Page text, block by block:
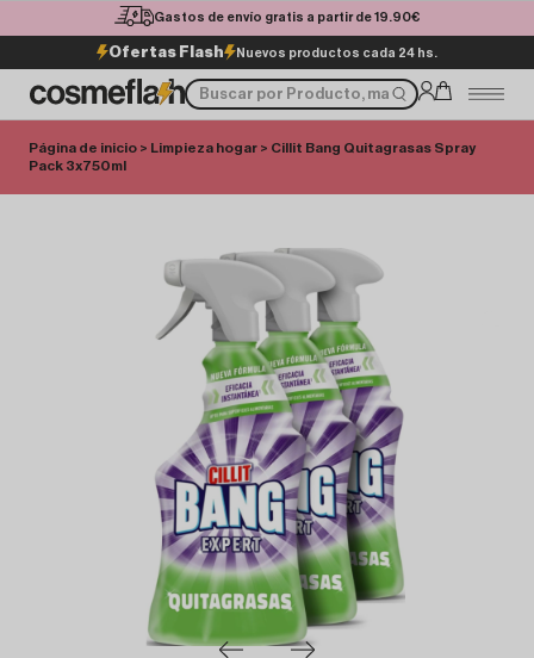
Gastos de envío gratis a partir de 19.90€
Ofertas Flash Nuevos productos cada 24 hs.
Página de inicio > Limpieza hogar > Cillit Bang Quitagrasas Spray
Pack 3x750ml